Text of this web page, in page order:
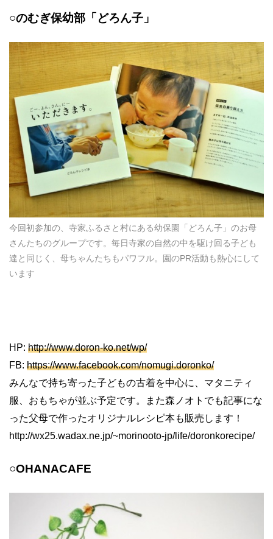
○のむぎ保幼部「どろん子」
今回初参加の、寺家ふるさと村にある幼保園「どろん子」のお母
さんたちのグループです。毎日寺家の自然の中を駆け回る子ども
達と同じく、母ちゃんたちもパワフル。園のPR活動も熱心にして
います
HP: http://www.doron-ko.net/wp/
FB: https://www.facebook.com/nomugi.doronko/
みんなで持ち寄った子どもの古着を中心に、マタニティ
服、おもちゃが並ぶ予定です。また森ノオトでも記事にな
った父母で作ったオリジナルレシピ本も販売します！
http://wx25.wadax.ne.jp/~morinooto-jp/life/doronkorecipe/
○OHANACAFE